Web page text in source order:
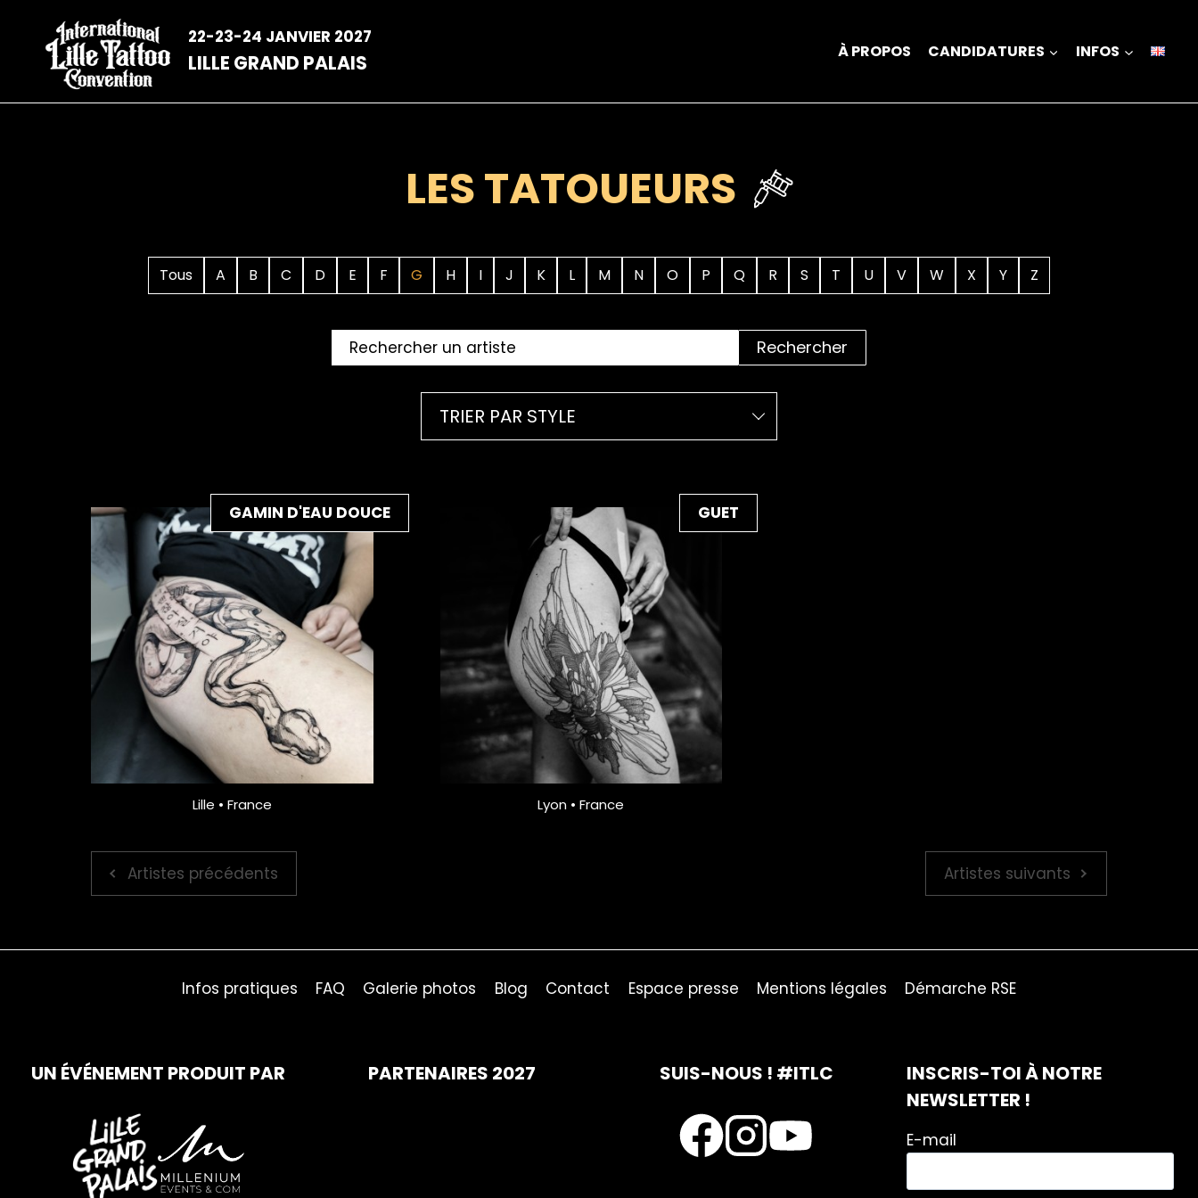
contenu
22-23-24 JANVIER 2027
LILLE GRAND PALAIS À PROPOS CANDIDATURES INFOS
LES TATOUEURS
Tous A B C D E F G H I J K L M N O P Q R S T U V W X Y Z
Rechercher
TRIER PAR STYLE
GAMIN D'EAU DOUCE
Lille • France
GUET
Lyon • France
Artistes précédents Artistes suivants
Infos pratiques FAQ Galerie photos Blog Contact Espace presse Mentions légales Démarche RSE
UN ÉVÉNEMENT PRODUIT PAR PARTENAIRES 2027 SUIS-NOUS ! #ITLC
INSCRIS-TOI À NOTRE
NEWSLETTER !
E-mail